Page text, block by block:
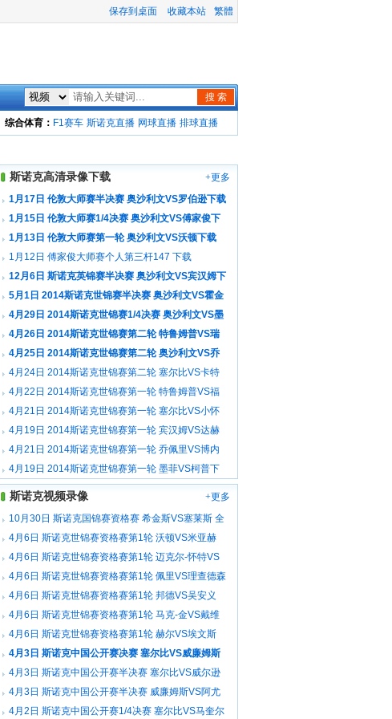
保存到桌面 收藏本站 繁體
搜 索
综合体育： F1赛车 斯诺克直播 网球直播 排球直播
斯诺克高清录像下载
+更多
1月17日 伦敦大师赛半决赛 奥沙利文VS罗伯逊下载
1月15日 伦敦大师赛1/4决赛 奥沙利文VS傅家俊下
载1月13日 伦敦大师赛第一轮 奥沙利文VS沃顿下载
1月12日 傅家俊大师赛个人第三杆147 下载
12月6日 斯诺克英锦赛半决赛 奥沙利文VS宾汉姆下
载5月1日 2014斯诺克世锦赛半决赛 奥沙利文VS霍金
斯下载
4月29日 2014斯诺克世锦赛1/4决赛 奥沙利文VS墨
菲下载
4月26日 2014斯诺克世锦赛第二轮 特鲁姆普VS瑞
恩戴下载
4月25日 2014斯诺克世锦赛第二轮 奥沙利文VS乔
佩里下载
4月24日 2014斯诺克世锦赛第二轮 塞尔比VS卡特
下载
4月22日 2014斯诺克世锦赛第一轮 特鲁姆普VS福
德下载
4月21日 2014斯诺克世锦赛第一轮 塞尔比VS小怀
特下载
4月19日 2014斯诺克世锦赛第一轮 宾汉姆VS达赫
迪下载
4月21日 2014斯诺克世锦赛第一轮 乔佩里VS博内
特下载
4月19日 2014斯诺克世锦赛第一轮 墨菲VS柯普下
载
斯诺克视频录像
+更多
10月30日 斯诺克国锦赛资格赛 希金斯VS塞莱斯 全
场录像
4月6日 斯诺克世锦赛资格赛第1轮 沃顿VS米亚赫
全场录像
4月6日 斯诺克世锦赛资格赛第1轮 迈克尔-怀特VS
梅赫塔 全场录像
4月6日 斯诺克世锦赛资格赛第1轮 佩里VS理查德森
全场录像
4月6日 斯诺克世锦赛资格赛第1轮 邦德VS吴安义
全场录像
4月6日 斯诺克世锦赛资格赛第1轮 马克-金VS戴维
森 全场录像
4月6日 斯诺克世锦赛资格赛第1轮 赫尔VS埃文斯
全场录像
4月3日 斯诺克中国公开赛决赛 塞尔比VS威廉姆斯
全场录像
4月3日 斯诺克中国公开赛半决赛 塞尔比VS威尔逊
全场录像
4月3日 斯诺克中国公开赛半决赛 威廉姆斯VS阿尤
里 全场录像
4月2日 斯诺克中国公开赛1/4决赛 塞尔比VS马奎尔